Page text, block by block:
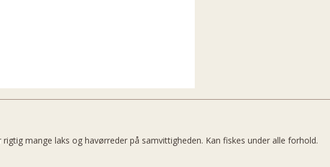
mange laks og havørreder på samvittigheden. Kan fiskes under alle forhold.